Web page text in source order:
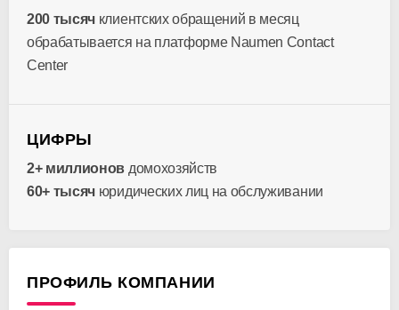
200 тысяч клиентских обращений в месяц
обрабатывается на платформе Naumen Contact
Center
ЦИФРЫ
2+ миллионов домохозяйств
60+ тысяч юридических лиц на обслуживании
ПРОФИЛЬ КОМПАНИИ